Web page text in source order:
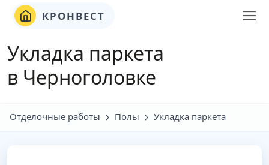
КРОНВЕСТ
Укладка паркета
в Черноголовке
Отделочные работы Полы Укладка паркета